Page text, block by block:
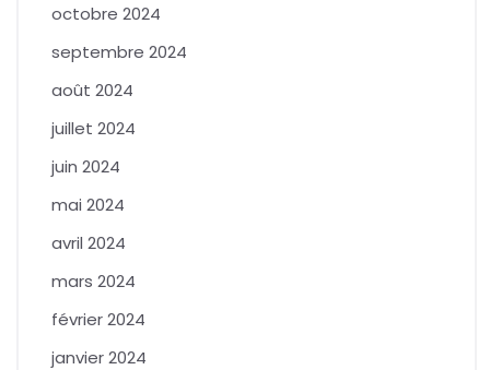
octobre 2024
septembre 2024
août 2024
juillet 2024
juin 2024
mai 2024
avril 2024
mars 2024
février 2024
janvier 2024